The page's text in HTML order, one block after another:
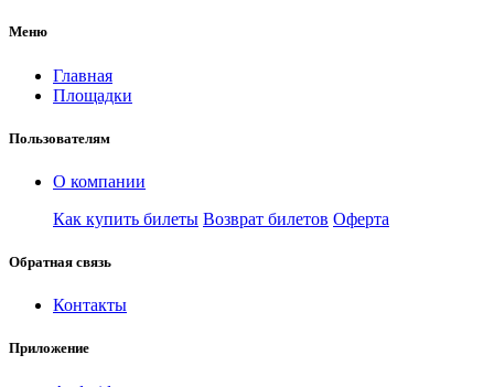
Меню
Главная
Площадки
Пользователям
О компании
Как купить билеты Возврат билетов Оферта
Обратная связь
Контакты
Приложение